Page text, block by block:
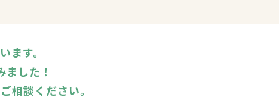
ます。
した！
相談ください。